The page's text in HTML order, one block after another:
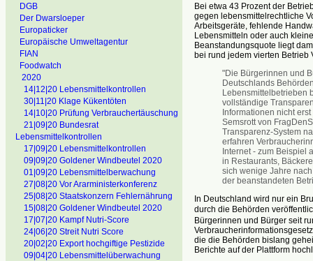
DGB
Der Dwarsloeper
Europaticker
Europäische Umweltagentur
FIAN
Foodwatch
2020
14|12|20 Lebensmittelkontrollen
30|11|20 Klage Kükentöten
14|10|20 Prüfung Verbrauchertäuschung
21|09|20 Bundesrat
Lebensmittelkontrollen
17|09|20 Lebensmittelkontrollen
09|09|20 Goldener Windbeutel 2020
01|09|20 Lebensmittelberwachung
27|08|20 Vor Ararministerkonferenz
25|08|20 Staatskonzern Fehlernährung
15|08|20 Goldener Windbeutel 2020
17|07|20 Kampf Nutri-Score
24|06|20 Streit Nutri Score
20|02|20 Export hochgiftige Pestizide
09|04|20 Lebensmittelüberwachung
Bei etwa 43 Prozent der
gegen lebensmittelrechtliche
Arbeitsgeräte, fehlende
Lebensmitteln oder auch
Beanstandungsquote liegt
bei rund jedem vierten Betrieb
"Die Bürgerinnen und
Deutschlands
Lebensmittelbetrieben
vollständige
Informationen nicht
Semsrott von
Transparenz-System
erfahren
Internet - zum Beispiel
in Restaurants,
sich wenige Jahre
der beanstandeten
In Deutschland wird nur ein
durch die Behörden
Bürgerinnen und Bürger seit
die die Behörden bislang
Berichte auf der Plattform